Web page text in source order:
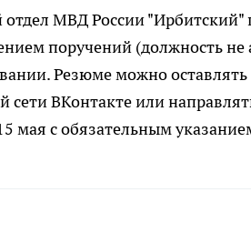
МВД России "Ирбитский"
поручений (должность не
Резюме можно
сети ВКонтакте или
мая с обязательным